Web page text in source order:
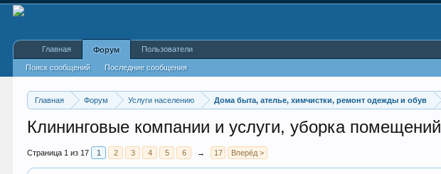
Главная Форум Услуги населению Дома быта, ателье, химчистки, ремонт одежды и обув
Клининговые компании и услуги, уборка помещений
Страница 1 из 17 1 2 3 4 5 6 → 17 Вперёд >
Главная Форум
Поиск сообщений Последние сообщения
Пользователи